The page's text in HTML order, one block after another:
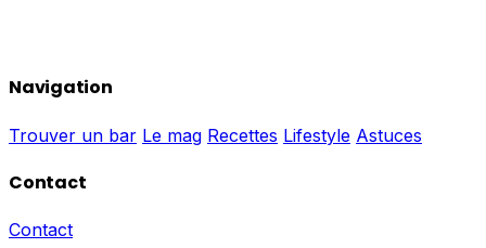
Navigation
Trouver un bar Le mag Recettes Lifestyle Astuces
Contact
Contact